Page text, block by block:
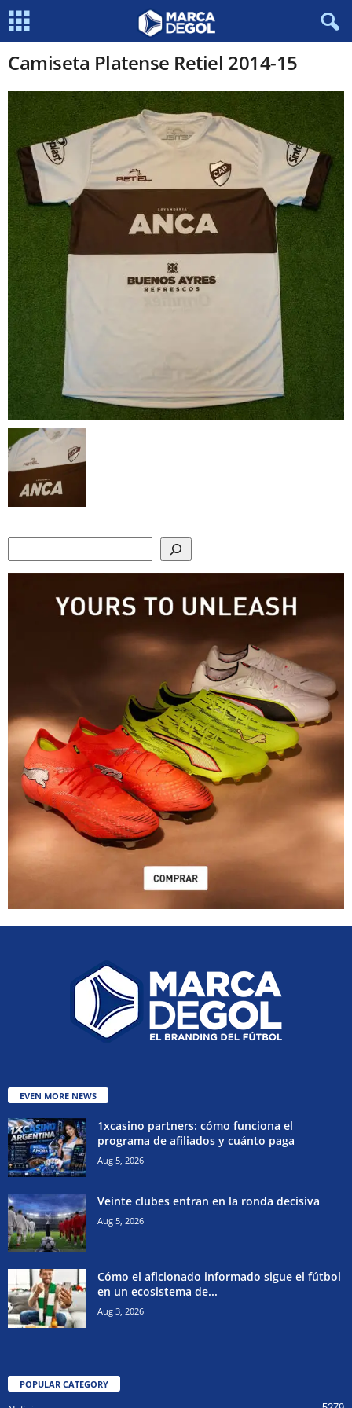
Camiseta Platense Retiel 2014-15
EVEN MORE NEWS
1xcasino partners: cómo funciona el
programa de afiliados y cuánto paga
Aug 5, 2026
Veinte clubes entran en la ronda decisiva
Aug 5, 2026
Cómo el aficionado informado sigue el fútbol
en un ecosistema de...
Aug 3, 2026
POPULAR CATEGORY